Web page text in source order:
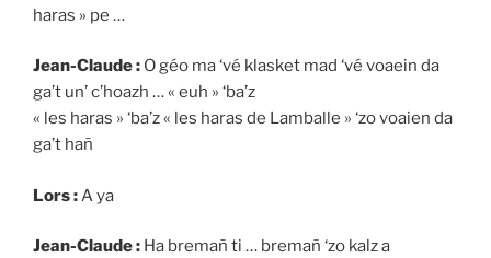
haras » pe …
Jean-Claude : O géo ma ‘vé klasket mad ‘vé voaein da
ga’t un’ c’hoazh … « euh » ‘ba’z
« les haras » ‘ba’z « les haras de Lamballe » ‘zo voaien da
ga’t hañ
Lors :A ya
Jean-Claude : Ha bremañ ti … bremañ ‘zo kalz a